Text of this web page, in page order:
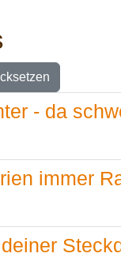
- da
immer